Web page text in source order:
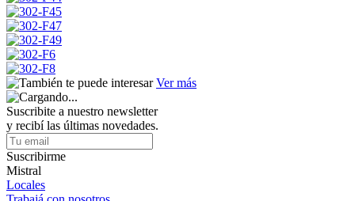
Ver más
Suscribite a nuestro newsletter
y recibí las últimas novedades.
Suscribirme
Mistral
Locales